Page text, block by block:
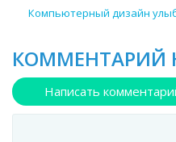
Компьютерный дизайн
КОММЕНТАРИЙ
Написать